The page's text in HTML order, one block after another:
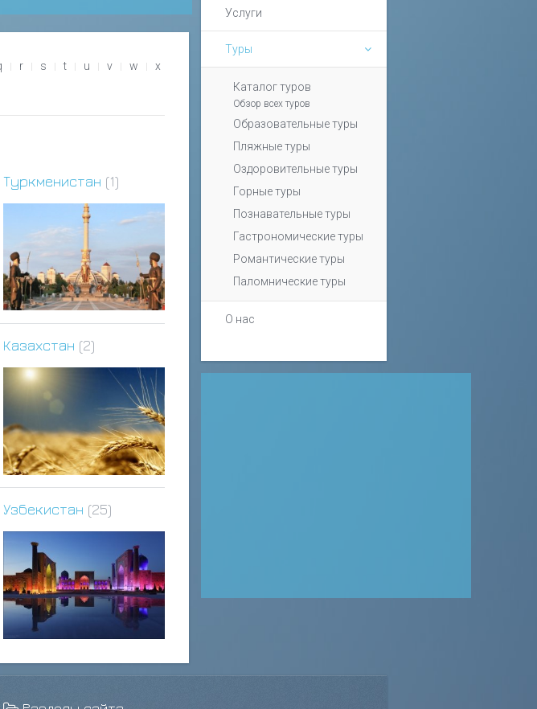
r s t u v w x
Туркменистан (1)
Казахстан (2)
Узбекистан (25)
Услуги
Туры
Каталог туров
Обзор всех туров
Образовательные туры
Пляжные туры
Оздоровительные туры
Горные туры
Познавательные туры
Гастрономические туры
Романтические туры
Паломнические туры
О нас